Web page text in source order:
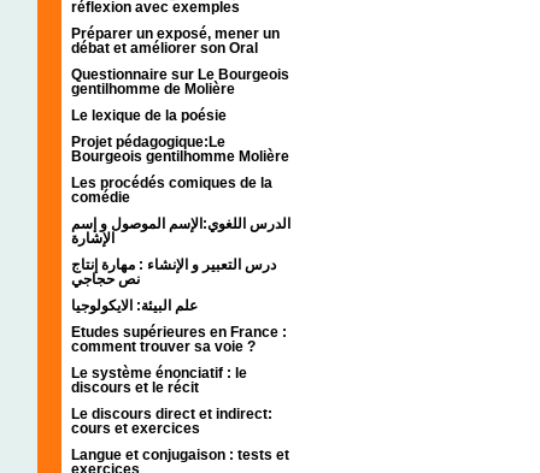
réflexion avec exemples
Préparer un exposé, mener un
débat et améliorer son Oral
Questionnaire sur Le Bourgeois
gentilhomme de Molière
Le lexique de la poésie
Projet pédagogique:Le
Bourgeois gentilhomme Molière
Les procédés comiques de la
comédie
الدرس اللغوي:الإسم الموصول و إسم
الإشارة
درس التعبير و الإنشاء : مهارة إنتاج
نص حجاجي
علم البيئة: الايكولوجيا
Etudes supérieures en France :
comment trouver sa voie ?
Le système énonciatif : le
discours et le récit
Le discours direct et indirect:
cours et exercices
Langue et conjugaison : tests et
exercices